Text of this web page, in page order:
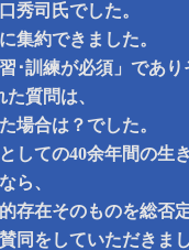
秀司氏でした。
集約できました。
･訓練が必須」であ
質問は、
場合は？でした。
しての40余年間の生
ら、
存在そのものを総否
同をしていただきま